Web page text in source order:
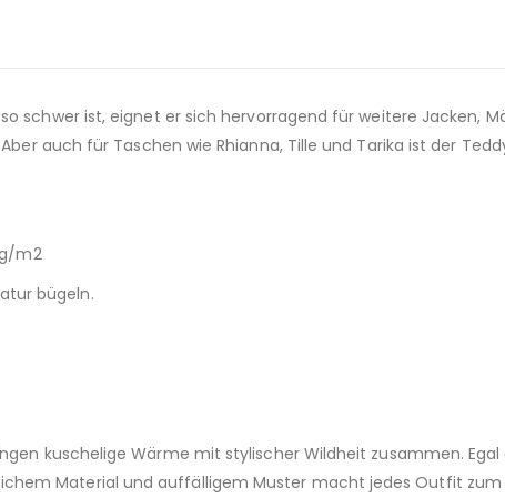
schwer ist, eignet er sich hervorragend für weitere Jacken,
auch für Taschen wie Rhianna, Tille und Tarika ist der
m2
bügeln.
kuschelige Wärme mit stylischer Wildheit zusammen.
Material und auffälligem Muster macht jedes Outfit zum